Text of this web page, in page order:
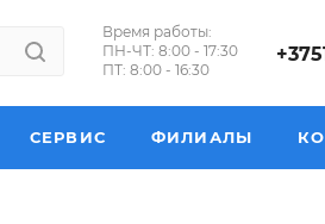
Время работы:
ПН-ЧТ: 8:00 - 17:30
ПТ: 8:00 - 16:30
СЕРВИС ФИЛИАЛЫ